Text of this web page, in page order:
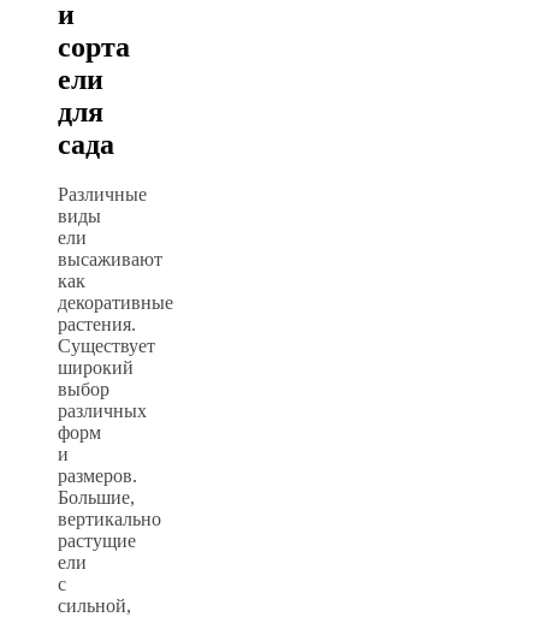
и
сорта
ели
для
сада
Различные
виды
ели
высаживают
как
декоративные
растения.
Существует
широкий
выбор
различных
форм
и
размеров.
Большие,
вертикально
растущие
ели
с
сильной,